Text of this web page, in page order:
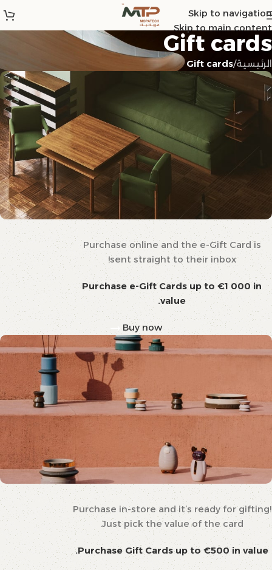
Skip to navigation
Skip to main content
Gift cards
الرئيسية/
Gift cards
WOODMART
e-Gift card
Purchase online and the e-Gift Card is
sent straight to their inbox!
Purchase e-Gift Cards up to €1 000 in
value.
Buy now
WOODMART
Gift card
Purchase in-store and it’s ready for gifting!
Just pick the value of the card.
Purchase Gift Cards up to €500 in value.